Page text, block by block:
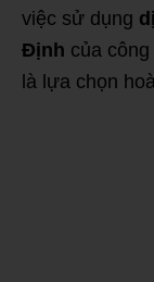
việc sử dụng
Định của
là lựa chọn